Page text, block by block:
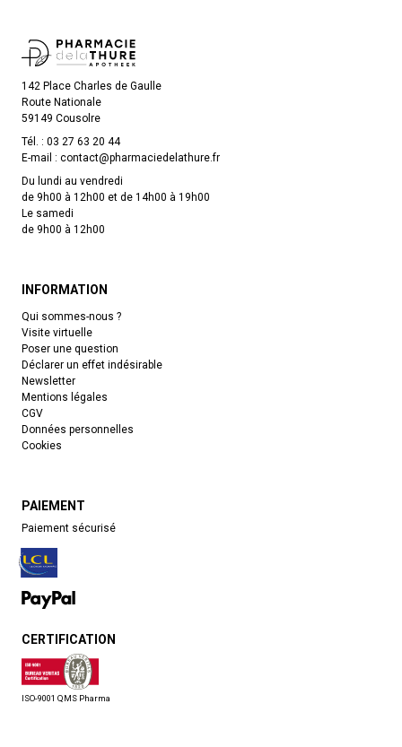
142 Place Charles de Gaulle
Route Nationale
59149 Cousolre
Tél. : 03 27 63 20 44
E-mail : contact@pharmaciedelathure.fr
Du lundi au vendredi
de 9h00 à 12h00 et de 14h00 à 19h00
Le samedi
de 9h00 à 12h00
INFORMATION
Qui sommes-nous ?
Visite virtuelle
Poser une question
Déclarer un effet indésirable
Newsletter
Mentions légales
CGV
Données personnelles
Cookies
PAIEMENT
Paiement sécurisé
CERTIFICATION
ISO-9001 QMS Pharma